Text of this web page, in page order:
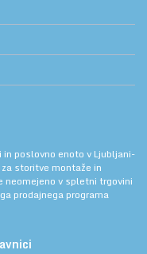
in poslovno enoto v Ljubljani-
storitve montaže in
neomejeno v spletni trgovini
prodajnega programa